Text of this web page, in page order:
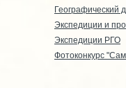
Географический
Экспедиции и
Экспедиции РГО
Фотоконкурс